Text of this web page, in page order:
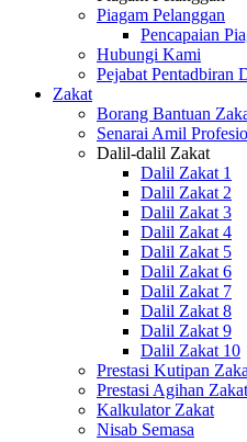
Piagam Pelanggan
Pencapaian
Hubungi Kami
Pejabat Pentadbiran
Zakat
Borang Bantuan
Senarai Amil
Dalil-dalil Zakat
Dalil Zakat 1
Dalil Zakat 2
Dalil Zakat 3
Dalil Zakat 4
Dalil Zakat 5
Dalil Zakat 6
Dalil Zakat 7
Dalil Zakat 8
Dalil Zakat 9
Dalil Zakat 10
Prestasi Kutipan
Prestasi Agihan Zakat
Kalkulator Zakat
Nisab Semasa